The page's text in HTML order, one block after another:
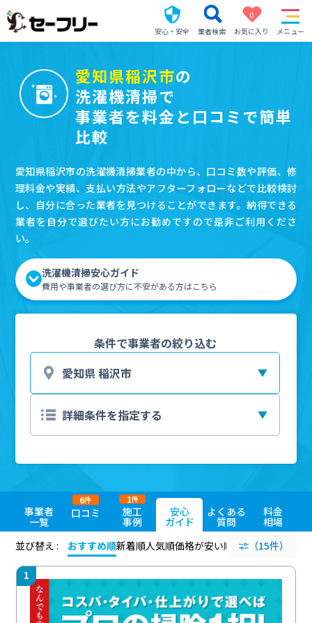
安心・安全 業者検索
0
お気に入り
メニュー
愛知県稲沢市の
洗濯機清掃で
事業者を料金と口コミで簡単
比較
愛知県稲沢市の洗濯機清掃業者の中から、口コミ数や評価、修
理料金や実績、支払い方法やアフターフォローなどで比較検討
し、自分に合った業者を見つけることができます。納得できる
業者を自分で選びたい方にお勧めですので是非ご利用くださ
い。
洗濯機清掃安心ガイド
費用や事業者の選び方に不安がある方はこちら
条件で事業者の絞り込む
事業者
一覧
口コミ
6件
施工
事例
1件
安心
ガイド
よくある
質問
料金
相場
並び替え :
おすすめ順新着順人気順価格が安い順 評価が高い順
（15件）
1